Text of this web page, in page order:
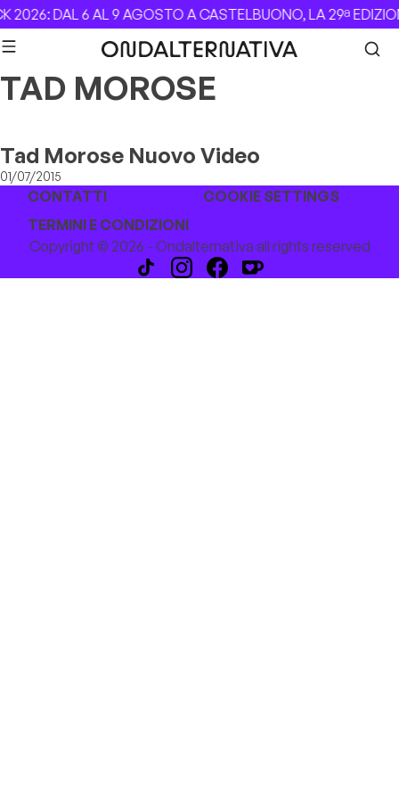
Skip to content
2026: DAL 6 AL 9 AGOSTO A CASTELBUONO, LA 29ª
TAD MOROSE
Tad Morose Nuovo Video
01/07/2015
CONTATTI
COOKIE SETTINGS
TERMINI E CONDIZIONI
Copyright © 2026 - Ondalternativa all rights reserved